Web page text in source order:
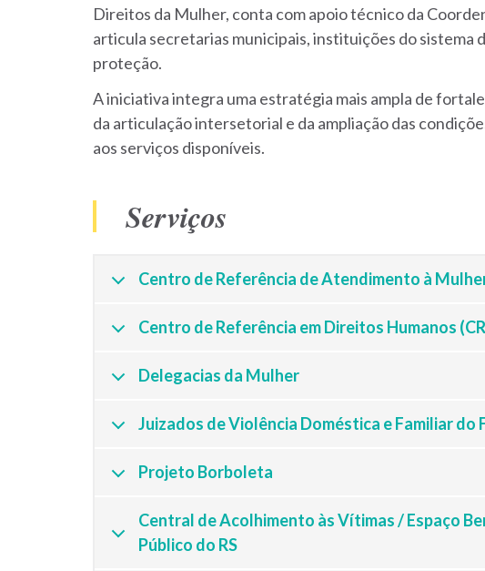
Direitos da Mulher, conta com apoio técnico da
articula secretarias municipais, instituições do sistema
proteção.
A iniciativa integra uma estratégia mais ampla de
da articulação intersetorial e da ampliação das
aos serviços disponíveis.
Serviços
Centro de Referência de Atendimento à
Centro de Referência em Direitos Humanos
Delegacias da Mulher
Juizados de Violência Doméstica e Familiar
Projeto Borboleta
Central de Acolhimento às Vítimas / Espaço
Público do RS